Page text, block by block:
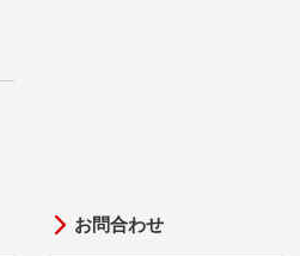
お問合わせ